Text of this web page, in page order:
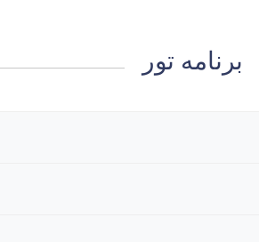
برنامه تور